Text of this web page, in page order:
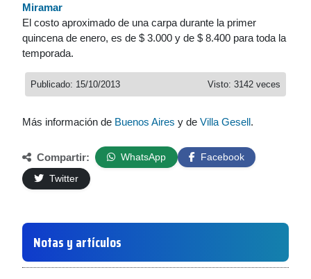
Miramar
El costo aproximado de una carpa durante la primer
quincena de enero, es de $ 3.000 y de $ 8.400 para toda la
temporada.
Visto: 3142 veces
Publicado: 15/10/2013
Más información de Buenos Aires y de Villa Gesell.
Compartir: WhatsApp
Facebook
Twitter
Notas y artículos